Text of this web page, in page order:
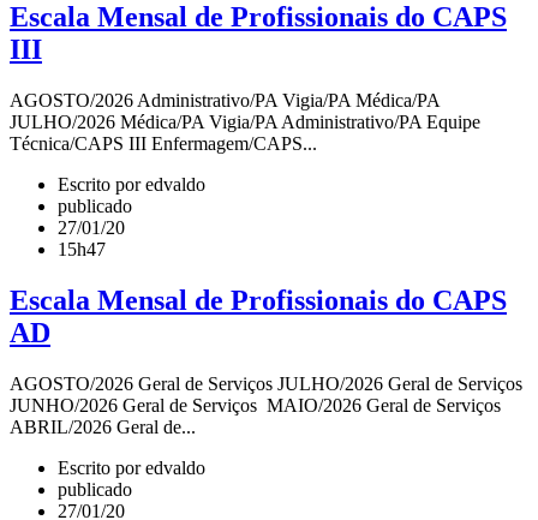
Escala Mensal de Profissionais do CAPS
III
AGOSTO/2026 Administrativo/PA Vigia/PA Médica/PA
JULHO/2026 Médica/PA Vigia/PA Administrativo/PA Equipe
Técnica/CAPS III Enfermagem/CAPS...
Escrito por edvaldo
publicado
27/01/20
15h47
Escala Mensal de Profissionais do CAPS
AD
AGOSTO/2026 Geral de Serviços JULHO/2026 Geral de Serviços
JUNHO/2026 Geral de Serviços MAIO/2026 Geral de Serviços
ABRIL/2026 Geral de...
Escrito por edvaldo
publicado
27/01/20